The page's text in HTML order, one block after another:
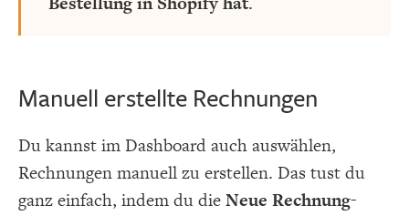
Manuell erstellte Rechnungen
Du kannst im Dashboard auch auswählen,
Rechnungen manuell zu erstellen. Das tust du
ganz einfach, indem du dieNeue Rechnung-